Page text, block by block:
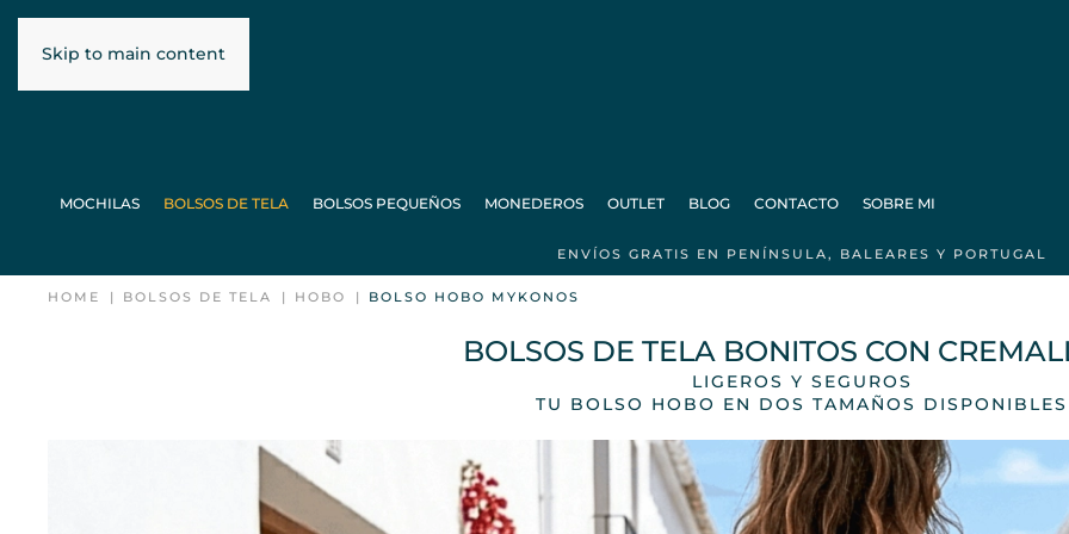
Skip to main content
MOCHILAS BOLSOS DE TELA BOLSOS PEQUEÑOS MONEDEROS OUTLET BLOG CONTACTO SOBRE MI
ENVÍOS GRATIS EN PENÍNSULA, BALEARES Y PORTUGAL
HOME BOLSOS DE TELA HOBO BOLSO HOBO MYKONOS
BOLSOS DE TELA BONITOS CON
LIGEROS Y SEGUROS
TU BOLSO HOBO EN DOS TAMAÑOS DISPONIBLES